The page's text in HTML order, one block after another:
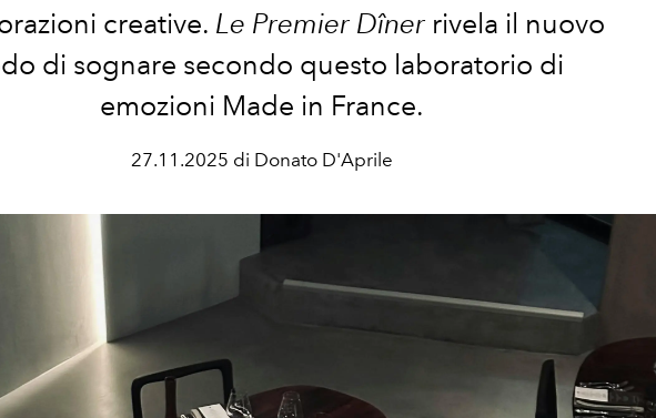
creative. Le Premier Dînerrivela il nuovo
di sognare secondo questo laboratorio di
emozioni Made in France.
27.11.2025 di Donato D'Aprile